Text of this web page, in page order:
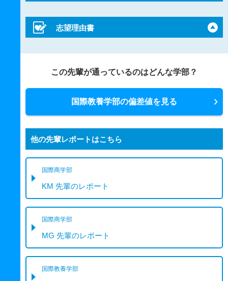
志望理由書
この先輩が通っているのはどんな学部？
国際教養学部の偏差値を見る
他の先輩レポートはこちら
国際商学部
KM 先輩のレポート
国際商学部
MG 先輩のレポート
国際教養学部